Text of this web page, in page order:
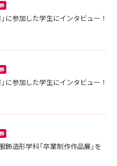
に参加した学生にインタビュー！
に参加した学生にインタビュー！
飾造形学科「卒業制作作品展」を